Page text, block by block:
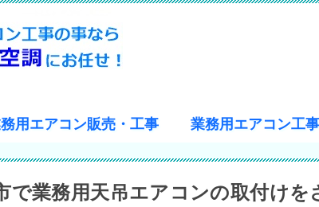
用エアコン販売・工事 業務用エアコン工事
業務用天吊エアコンの取付けを